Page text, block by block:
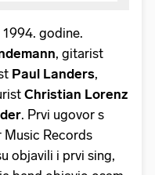
godine.
, gitarist
Paul Landers,
Christian Lorenz
. Prvi ugovor s
Records
objavili i prvi sing,